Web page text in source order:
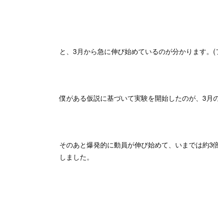
と、3月から急に伸び始めているのが分かります。
僕がある仮説に基づいて実験を開始したのが、3
そのあと爆発的に動員が伸び始めて、いまでは約
しました。